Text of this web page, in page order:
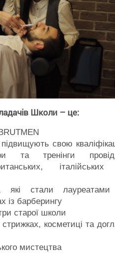
Школи – це:
підвищують свою
та тренінги
які стали
із барберингу
старої школи
косметиці та
мистецтва